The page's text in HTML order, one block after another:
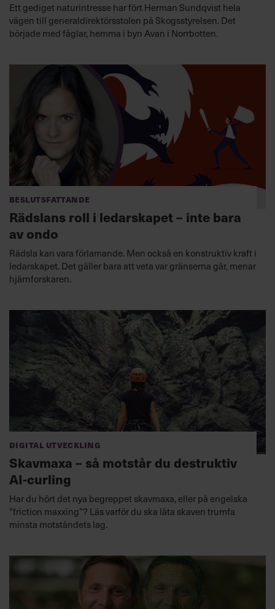
Ett gediget naturintresse har fört Herman Sundqvist hela
vägen till general­direktörsstolen på Skogsstyrelsen. Det
började med fåglar, hemma i byn Avan i Norrbotten.
Beslutsfattande
Rädslans roll i ledarskapet – inte bara
av ondo
Rädsla kan vara förlamande. Men också en konstruktiv kraft i
ledarskapet. Det gäller bara att veta var gränserna går, menar
hjärnforskaren.
Digital utveckling
Skavmaxa – så motstår du destruktiv
AI-curling
Har du hört det nya begreppet skavmaxa, eller på engelska
”friction maxxing”? Läs varför du ska låta skaven trumfa
minsta motståndets lag.